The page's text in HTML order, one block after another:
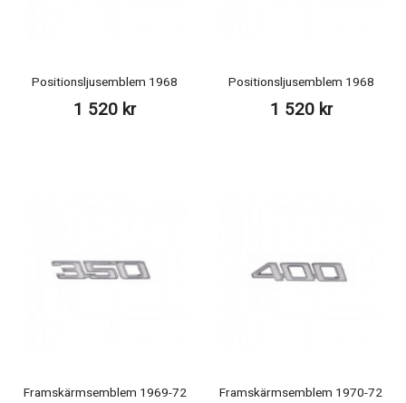
Positionsljusemblem 1968
1 520 kr
Positionsljusemblem 1968
1 520 kr
Framskärmsemblem 1969-72 Framskärmsemblem 1970-72